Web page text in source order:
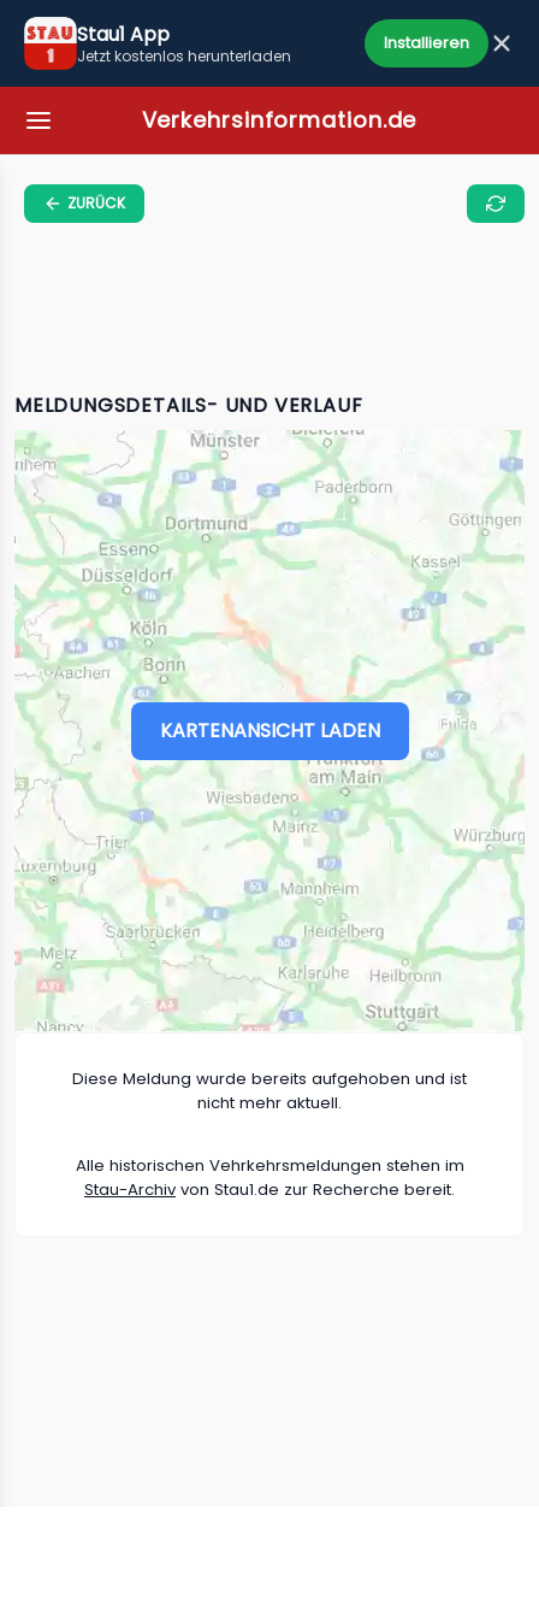
Stau1 App
Jetzt kostenlos herunterladen
Installieren
Verkehrsinformation.de
ZURÜCK
MELDUNGSDETAILS- UND VERLAUF
KARTENANSICHT LADEN
Diese Meldung wurde bereits aufgehoben und ist
nicht mehr aktuell.
Alle historischen Vehrkehrsmeldungen stehen im
Stau-Archiv von Stau1.de zur Recherche bereit.